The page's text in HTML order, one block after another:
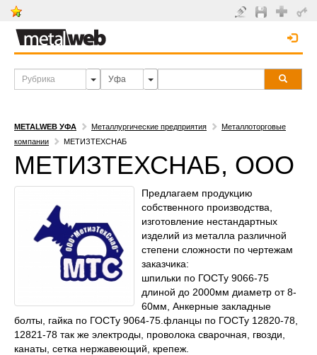
METALWEB УФА Металлургические предприятия
Металлоторговые
компании
МЕТИЗТЕХСНАБ
МЕТИЗТЕХСНАБ, ООО
Предлагаем продукцию
собственного производства,
изготовление нестандартных
изделий из металла различной
степени сложности по чертежам
заказчика:
шпильки по ГОСТу 9066-75
длиной до 2000мм диаметр от 8-
60мм, Анкерные закладные
болты, гайка по ГОСТу 9064-75.фланцы по ГОСТу 12820-78,
12821-78 так же электроды, проволока сварочная, гвозди,
канаты, сетка нержавеющий, крепеж.